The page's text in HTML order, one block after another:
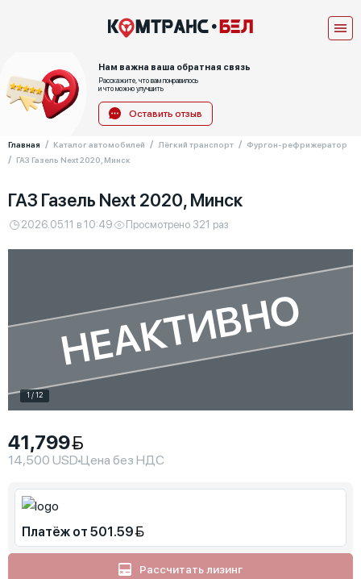
Нам важна ваша обратная связь
Расскажите, что вам понравилось
и что можно улучшить
Оставить отзыв
Главная Каталог автомобилей Лёгкий транспорт
Фургон-рефрижератор
ГАЗ Газель Next 2020, Минск
ГАЗ Газель Next 2020, Минск
2026.05.11 в 10:49 Просмотрено 321 раз
НЕАКТИВНО
1 / 12
41,799
14,500 USD Цена без НДС
Платёж от 501.59
Рассчитать лизинг